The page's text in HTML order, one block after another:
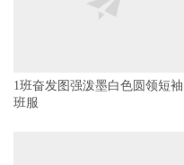
1班奋发图强泼墨白色圆领短袖
班服